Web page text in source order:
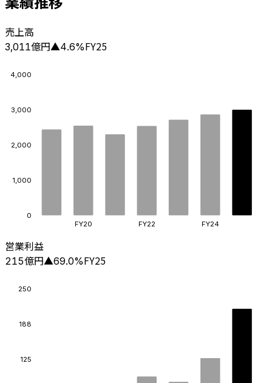
売上高
3,011億円▲4.6%FY25
0
1,000
2,000
3,000
4,000
FY20 FY22 FY24
営業利益
215億円▲69.0%FY25
125
188
250